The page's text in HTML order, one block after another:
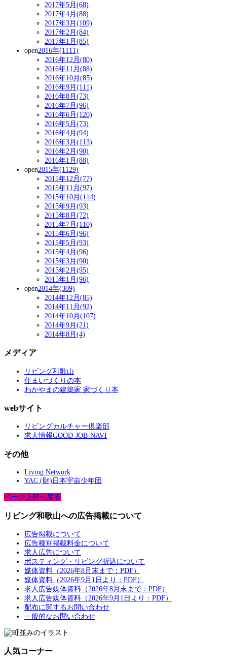
2017年5月(68)
2017年4月(88)
2017年3月(109)
2017年2月(84)
2017年1月(85)
open2016年(1111)
2016年12月(80)
2016年11月(88)
2016年10月(85)
2016年9月(111)
2016年8月(73)
2016年7月(96)
2016年6月(120)
2016年5月(73)
2016年4月(94)
2016年3月(113)
2016年2月(90)
2016年1月(88)
open2015年(1129)
2015年12月(77)
2015年11月(97)
2015年10月(114)
2015年9月(93)
2015年8月(72)
2015年7月(110)
2015年6月(96)
2015年5月(93)
2015年4月(96)
2015年3月(90)
2015年2月(95)
2015年1月(96)
open2014年(309)
2014年12月(85)
2014年11月(92)
2014年10月(107)
2014年9月(21)
2014年8月(4)
メディア
リビング和歌山
住まいづくりの本
わかやまの建築家 家づくり本
webサイト
リビングカルチャー倶楽部
求人情報GOOD-JOB-NAVI
その他
Living Network
YAC (財)日本宇宙少年団
ページ上部へ戻る
リビング和歌山への広告掲載について
広告掲載について
広告種別掲載料金について
求人広告について
ポスティング・リビング折込について
媒体資料（2026年8月末まで：PDF）
媒体資料（2026年9月1日より：PDF）
求人広告媒体資料（2026年8月末まで：PDF）
求人広告媒体資料（2026年9月1日より：PDF）
配布に関するお問い合わせ
一般的なお問い合わせ
人気コーナー